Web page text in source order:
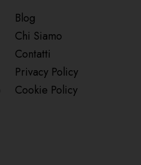
Blog
Chi Siamo
Contatti
Privacy Policy
Cookie Policy